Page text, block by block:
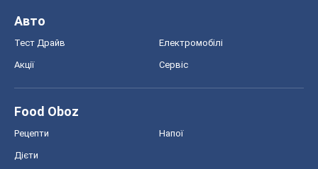
Авто
Тест Драйв Електромобілі
Акції Сервіс
Food Oboz
Рецепти Напої
Дієти